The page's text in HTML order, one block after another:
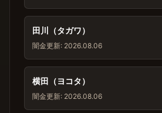
田川（タガワ）
闇金更新: 2026.08.06
横田（ヨコタ）
闇金更新: 2026.08.06